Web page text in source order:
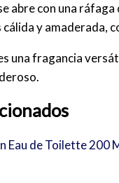
abre con una
cálida y amaderada,
una fragancia